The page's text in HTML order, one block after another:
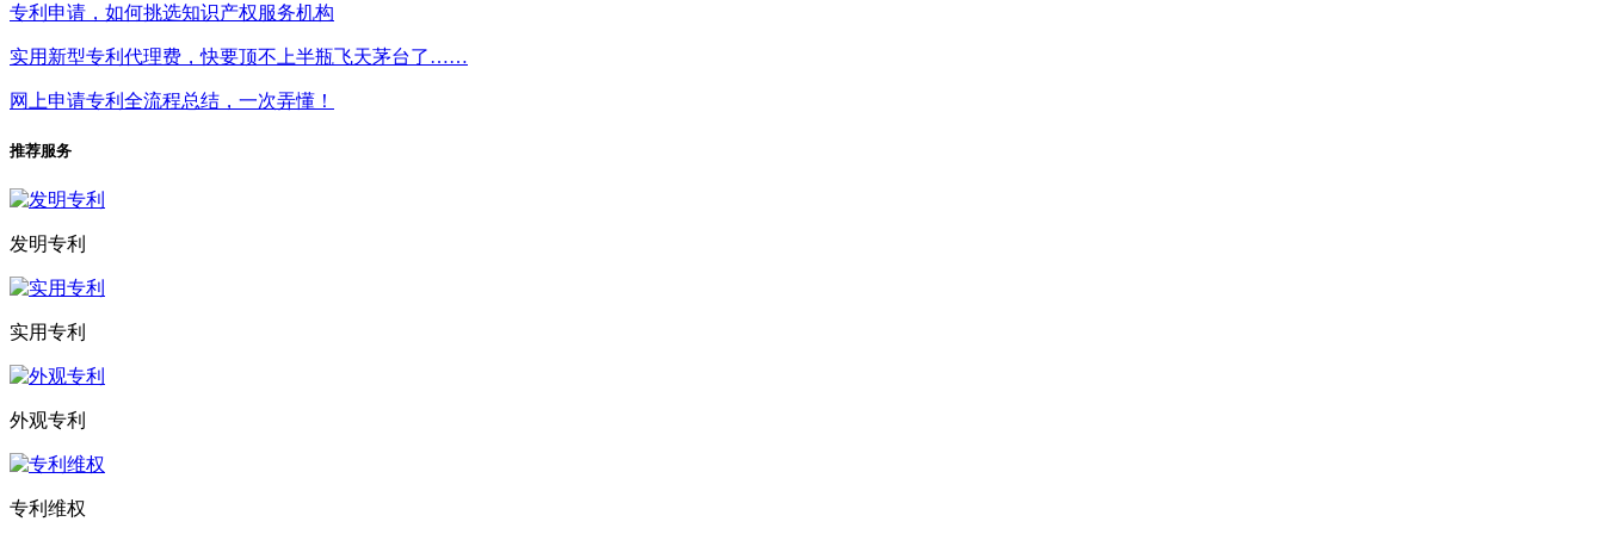
专利申请，如何挑选知识产权服务机构
实用新型专利代理费，快要顶不上半瓶飞天茅台了……
网上申请专利全流程总结，一次弄懂！
推荐服务
发明专利
实用专利
外观专利
专利维权